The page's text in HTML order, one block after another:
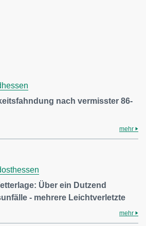
nach vermisster 86-
mehr
Über ein Dutzend
- mehrere Leichtverletzte
mehr